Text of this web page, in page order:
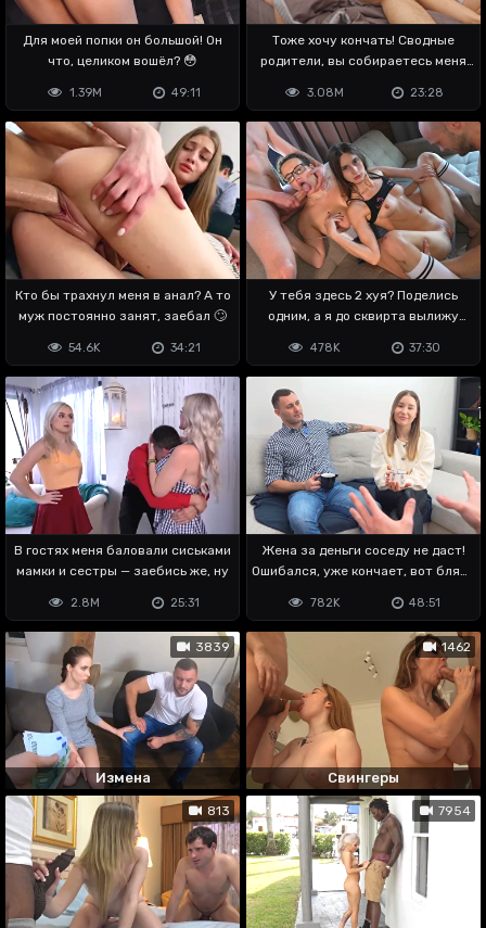
Для моей попки он большой! Он
что, целиком вошёл? 😳
49:11
1.39M
Тоже хочу кончать! Сводные
родители, вы собираетесь меня
23:28
3.08M
Кто бы трахнул меня в анал? А то
муж постоянно занят, заебал 🙄
34:21
54.6K
У тебя здесь 2 хуя? Поделись
одним, а я до сквирта вылижу
37:30
478K
В гостях меня баловали сиськами
мамки и сестры — заебись же, ну
25:31
2.8M
Жена за деньги соседу не даст!
Ошибался, уже кончает, вот блядь
48:51
782K
3839
Измена
1462
Свингеры
813 7954